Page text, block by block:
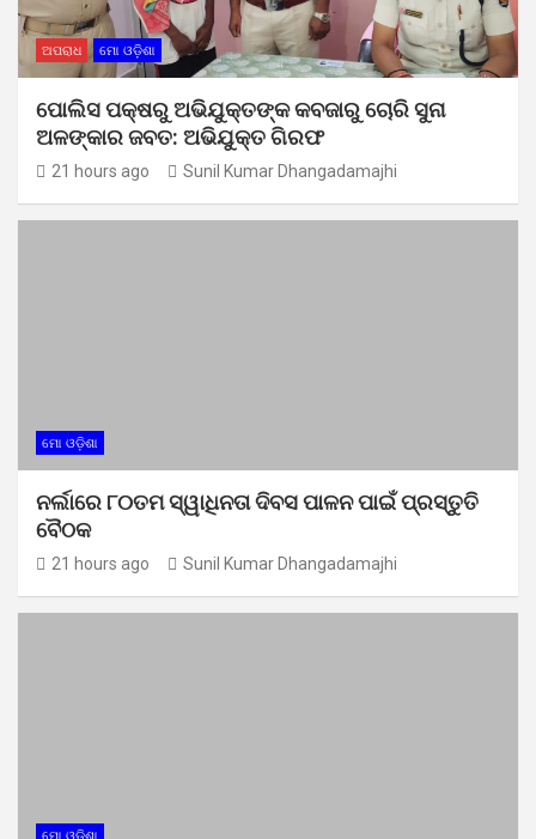
ଅପରାଧ ମୋ ଓଡ଼ିଶା
ପୋଲିସ ପକ୍ଷରୁ ଅଭିଯୁକ୍ତଙ୍କ କବଜାରୁ ଚୋରି ସୁନା
ଅଳଙ୍କାର ଜବତ: ଅଭିଯୁକ୍ତ ଗିରଫ
21 hours ago Sunil Kumar Dhangadamajhi
ମୋ ଓଡ଼ିଶା
ନର୍ଲାରେ ୮୦ତମ ସ୍ୱାଧିନତା ଦିବସ ପାଳନ ପାଇଁ ପ୍ରସ୍ତୁତି
ବୈଠକ
21 hours ago Sunil Kumar Dhangadamajhi
ମୋ ଓଡ଼ିଶା